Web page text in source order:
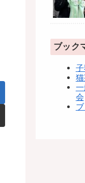
ブック
会